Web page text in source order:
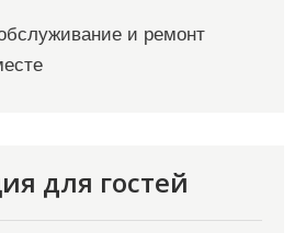
и ремонт
для гостей